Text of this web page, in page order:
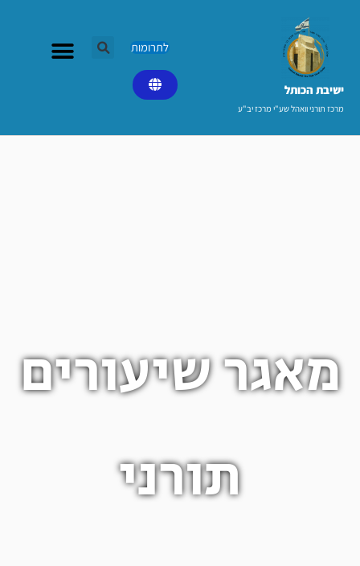
ישיבת הכותל​
מרכז תורני וואהל שע"י מרכז יב"ע
לתרומות
מאגר שיעורים
תורני